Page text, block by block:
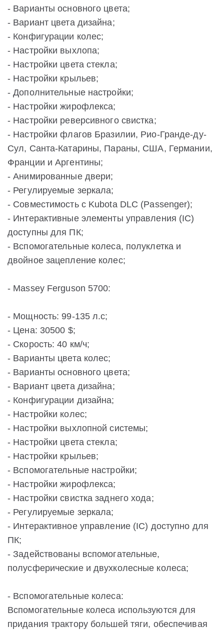
- Варианты основного цвета;
- Вариант цвета дизайна;
- Конфигурации колес;
- Настройки выхлопа;
- Настройки цвета стекла;
- Настройки крыльев;
- Дополнительные настройки;
- Настройки жирофлекса;
- Настройки реверсивного свистка;
- Настройки флагов Бразилии, Рио-Гранде-ду-
Сул, Санта-Катарины, Параны, США, Германии,
Франции и Аргентины;
- Анимированные двери;
- Регулируемые зеркала;
- Совместимость с Kubota DLC (Passenger);
- Интерактивные элементы управления (IC)
доступны для ПК;
- Вспомогательные колеса, полуклетка и
двойное зацепление колес;
- Massey Ferguson 5700:
- Мощность: 99-135 л.с;
- Цена: 30500 $;
- Скорость: 40 км/ч;
- Варианты цвета колес;
- Варианты основного цвета;
- Вариант цвета дизайна;
- Конфигурации дизайна;
- Настройки колес;
- Настройки выхлопной системы;
- Настройки цвета стекла;
- Настройки крыльев;
- Вспомогательные настройки;
- Настройки жирофлекса;
- Настройки свистка заднего хода;
- Регулируемые зеркала;
- Интерактивное управление (IC) доступно для
ПК;
- Задействованы вспомогательные,
полусферические и двухколесные колеса;
- Вспомогательные колеса:
Вспомогательные колеса используются для
придания трактору большей тяги, обеспечивая